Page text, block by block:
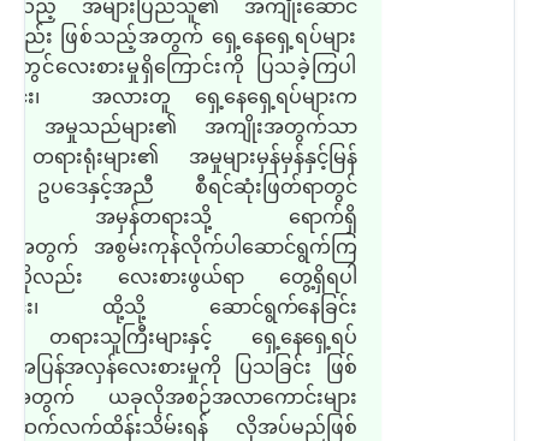
ရသည့် အများပြည်သူ၏ အကျိုးဆောင်
လည်း ဖြစ်သည့်အတွက် ရှေ့နေရှေ့ရပ်များ
ါ်တွင်လေးစားမှုရှိကြောင်းကို ပြသခဲ့ကြပါ
ာင်း၊ အလားတူ ရှေ့နေရှေ့ရပ်များက
အမှုသည်များ၏ အကျိုးအတွက်သာ
ရားရုံးများ၏ အမှုများမှန်မှန်နှင့်မြန်
ဥပဒေနှင့်အညီ စီရင်ဆုံးဖြတ်ရာတွင်
း အမှန်တရားသို့ ရောက်ရှိ
အတွက် အစွမ်းကုန်လိုက်ပါဆောင်ရွက်ကြ
လည်း လေးစားဖွယ်ရာ တွေ့ရှိရပါ
ောင်း၊ ထို့သို့ ဆောင်ရွက်နေခြင်း
တရားသူကြီးများနှင့် ရှေ့နေရှေ့ရပ်
း အပြန်အလှန်လေးစားမှုကို ပြသခြင်း ဖြစ်
တွက် ယခုလိုအစဉ်အလာကောင်းများ
က်လက်ထိန်းသိမ်းရန် လိုအပ်မည်ဖြစ်